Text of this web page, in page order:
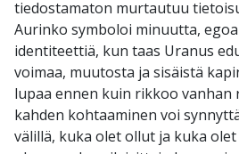
tiedostamaton murtautuu
Aurinko symboloi minuutta,
identiteettiä, kun taas Uranus
voimaa, muutosta ja sisäistä
lupaa ennen kuin rikkoo vanhan
kahden kohtaaminen voi
välillä, kuka olet ollut ja kuka